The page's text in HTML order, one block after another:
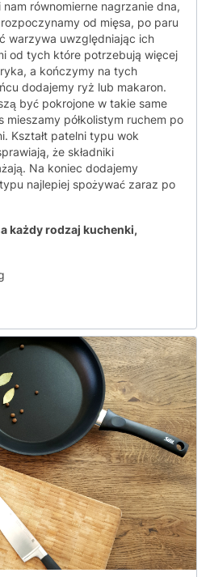
równomierne nagrzanie dna,
od mięsa, po paru
warzywa uwzględniając ich
od tych które potrzebują więcej
a kończymy na tych
dodajemy ryż lub makaron.
być pokrojone w takie same
mieszamy półkolistym ruchem po
Kształt patelni typu wok
że składniki
Na koniec dodajemy
najlepiej spożywać zaraz po
każdy rodzaj kuchenki,